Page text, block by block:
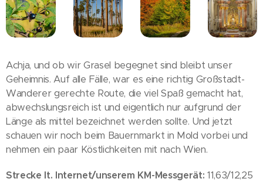
Achja, und ob wir Grasel begegnet sind bleibt unser
Geheimnis. Auf alle Fälle, war es eine richtig Großstadt-
Wanderer gerechte Route, die viel Spaß gemacht hat,
abwechslungsreich ist und eigentlich nur aufgrund der
Länge als mittel bezeichnet werden sollte. Und jetzt
schauen wir noch beim Bauernmarkt in Mold vorbei und
nehmen ein paar Köstlichkeiten mit nach Wien.
Strecke lt. Internet/unserem KM-Messgerät: 11,63/12,25